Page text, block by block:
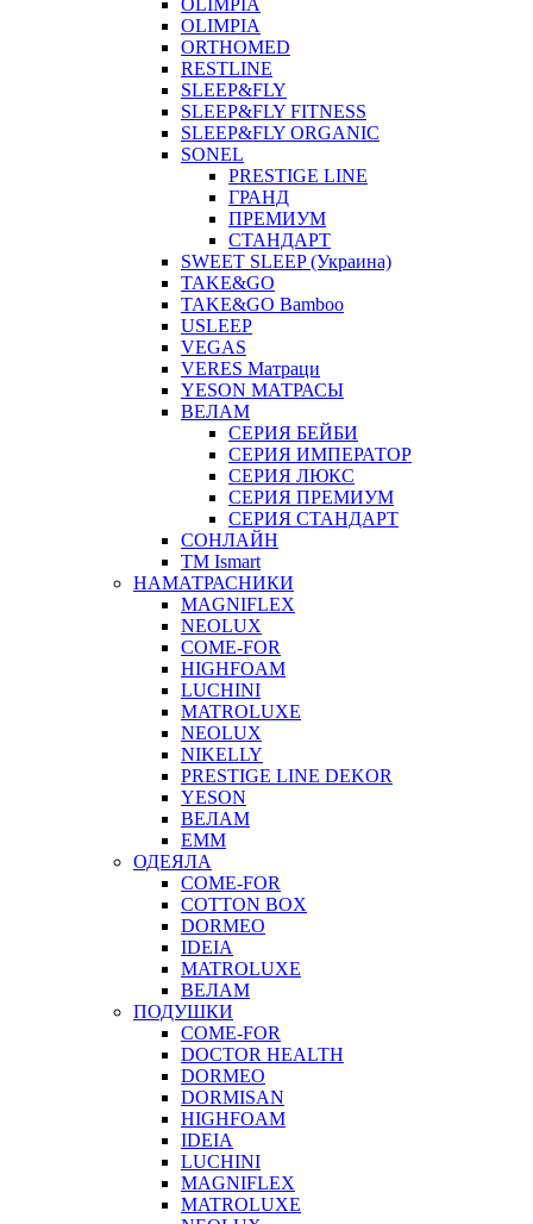
OLIMPIA
ORTHOMED
RESTLINE
SLEEP&FLY
SLEEP&FLY FITNESS
SLEEP&FLY ORGANIC
SONEL
PRESTIGE LINE
ГРАНД
ПРЕМИУМ
СТАНДАРТ
SWEET SLEEP (Украина)
TAKE&GO
TAKE&GO Bamboo
USLEEP
VEGAS
VERES Матраци
YESON МАТРАСЫ
ВЕЛАМ
СЕРИЯ БЕЙБИ
СЕРИЯ ИМПЕРАТОР
СЕРИЯ ЛЮКС
СЕРИЯ ПРЕМИУМ
СЕРИЯ СТАНДАРТ
СОНЛАЙН
ТМ Ismart
НАМАТРАСНИКИ
MAGNIFLEX
NEOLUX
COME-FOR
HIGHFOAM
LUCHINI
MATROLUXE
NEOLUX
NIKELLY
PRESTIGE LINE DEKOR
YESON
ВЕЛАМ
ЕММ
ОДЕЯЛА
COME-FOR
COTTON BOX
DORMEO
IDEIA
MATROLUXE
ВЕЛАМ
ПОДУШКИ
COME-FOR
DOCTOR HEALTH
DORMEO
DORMISAN
HIGHFOAM
IDEIA
LUCHINI
MAGNIFLEX
MATROLUXE